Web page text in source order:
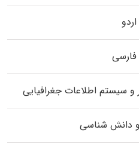
فارسی
سیستم اطلاعات جغرافیایی
و دانش شناسی